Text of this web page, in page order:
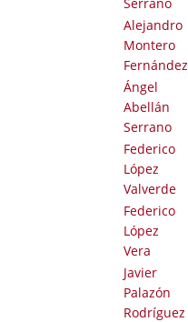
Alejandro
Montero
Fernández
Ángel
Abellán
Serrano
Federico
López
Valverde
Federico
López
Vera
Javier
Palazón
Rodríguez